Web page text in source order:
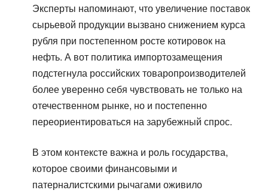
Эксперты напоминают, что увеличение поставок
сырьевой продукции вызвано снижением курса
рубля при постепенном росте котировок на
нефть. А вот политика импортозамещения
подстегнула российских товаропроизводителей
более уверенно себя чувствовать не только на
отечественном рынке, но и постепенно
переориентироваться на зарубежный спрос.
В этом контексте важна и роль государства,
которое своими финансовыми и
патерналистскими рычагами оживило